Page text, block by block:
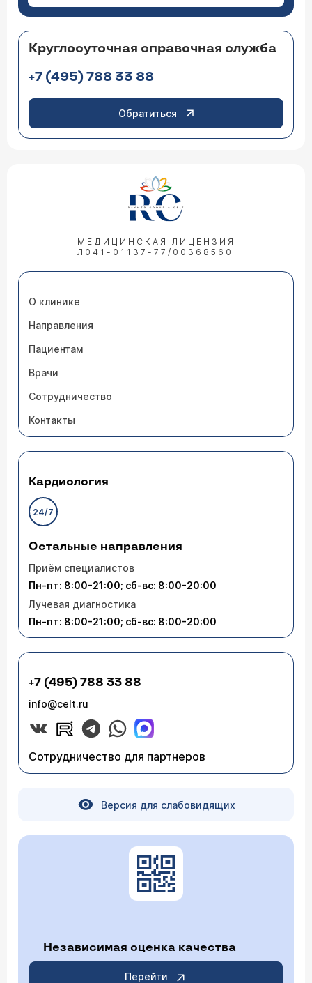
Круглосуточная справочная служба
+7 (495) 788 33 88
Обратиться
МЕДИЦИНСКАЯ ЛИЦЕНЗИЯ
Л041-01137-77/00368560
О клинике
Направления
Пациентам
Врачи
Сотрудничество
Контакты
Кардиология
24/7
Остальные направления
Приём специалистов
Пн-пт: 8:00-21:00; сб-вс: 8:00-20:00
Лучевая диагностика
Пн-пт: 8:00-21:00; сб-вс: 8:00-20:00
+7 (495) 788 33 88
info@celt.ru
Сотрудничество для партнеров
Версия для слабовидящих
Независимая оценка качества
Перейти